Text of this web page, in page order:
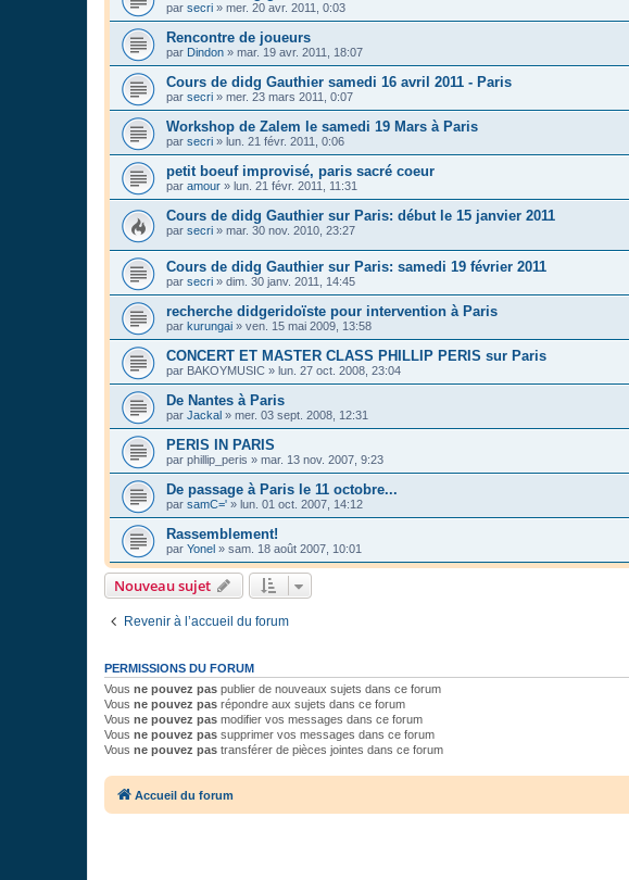
par secri » mer. 20 avr. 2011, 0:03
Rencontre de joueurs
par Dindon » mar. 19 avr. 2011, 18:07
Cours de didg Gauthier samedi 16 avril 2011 - Paris
par secri » mer. 23 mars 2011, 0:07
Workshop de Zalem le samedi 19 Mars à Paris
par secri » lun. 21 févr. 2011, 0:06
petit boeuf improvisé, paris sacré coeur
par amour » lun. 21 févr. 2011, 11:31
Cours de didg Gauthier sur Paris: début le 15 janvier 2011
par secri » mar. 30 nov. 2010, 23:27
Cours de didg Gauthier sur Paris: samedi 19 février 2011
par secri » dim. 30 janv. 2011, 14:45
recherche didgeridoïste pour intervention à Paris
par kurungai » ven. 15 mai 2009, 13:58
CONCERT ET MASTER CLASS PHILLIP PERIS sur Paris
par BAKOYMUSIC » lun. 27 oct. 2008, 23:04
De Nantes à Paris
par Jackal » mer. 03 sept. 2008, 12:31
PERIS IN PARIS
par phillip_peris » mar. 13 nov. 2007, 9:23
De passage à Paris le 11 octobre...
par samC=' » lun. 01 oct. 2007, 14:12
Rassemblement!
par Yonel » sam. 18 août 2007, 10:01
Nouveau sujet
Revenir à l’accueil du forum
PERMISSIONS DU FORUM
Vous ne pouvez pas publier de nouveaux sujets dans ce forum
Vous ne pouvez pas répondre aux sujets dans ce forum
Vous ne pouvez pas modifier vos messages dans ce forum
Vous ne pouvez pas supprimer vos messages dans ce forum
Vous ne pouvez pas transférer de pièces jointes dans ce forum
Accueil du forum